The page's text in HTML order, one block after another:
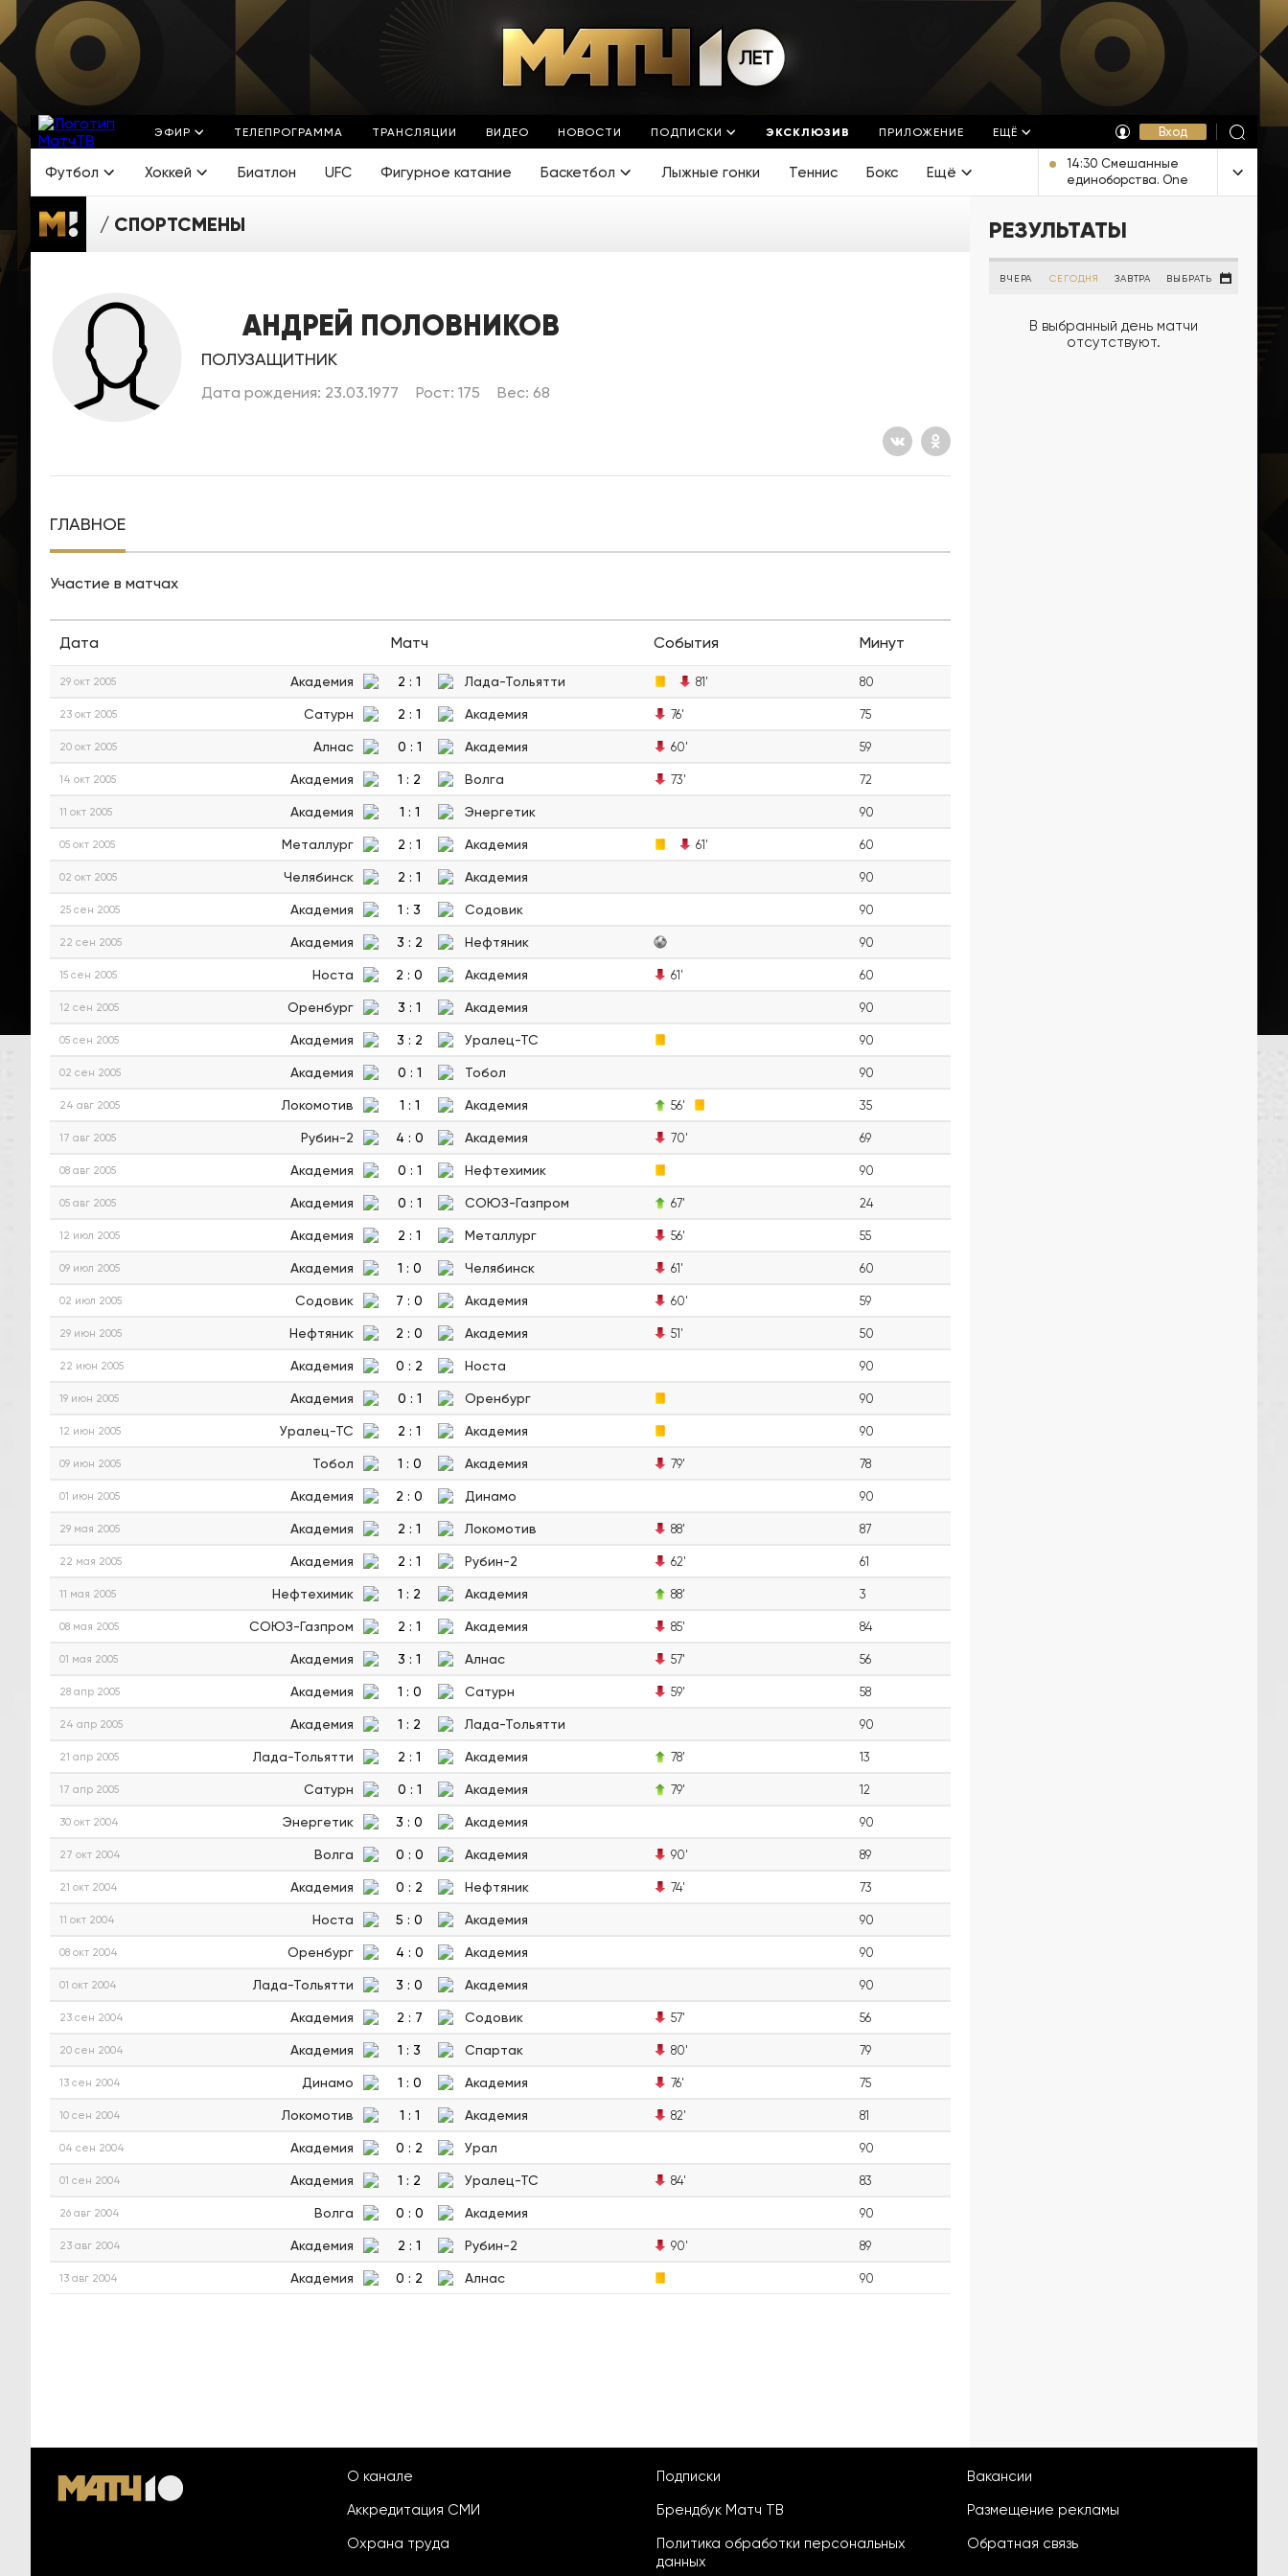
ЭФИР ТЕЛЕПРОГРАММА ТРАНСЛЯЦИИ ВИДЕО НОВОСТИ ПОДПИСКИ ЭКСКЛЮЗИВ ПРИЛОЖЕНИЕ ЕЩЁ Вход
Футбол Хоккей Биатлон UFC Фигурное катание Баскетбол Лыжные гонки Теннис Бокс Ещё
14:30 Смешанные
единоборства. One
FC. Прямая
Таиланда
СПОРТСМЕНЫ
АНДРЕЙ ПОЛОВНИКОВ
ПОЛУЗАЩИТНИК
Дата рождения: 23.03.1977 Рост: 175 Вес: 68
ГЛАВНОЕ
Участие в матчах
Дата Матч События Минут
29 окт 2005 Академия 2 : 1 Лада-Тольятти 81' 80
23 окт 2005 Сатурн 2 : 1 Академия 76' 75
20 окт 2005 Алнас 0 : 1 Академия 60' 59
14 окт 2005 Академия 1 : 2 Волга 73' 72
11 окт 2005 Академия 1 : 1 Энергетик 90
05 окт 2005 Металлург 2 : 1 Академия 61' 60
02 окт 2005 Челябинск 2 : 1 Академия 90
25 сен 2005 Академия 1 : 3 Содовик 90
22 сен 2005 Академия 3 : 2 Нефтяник 90
15 сен 2005 Носта 2 : 0 Академия 61' 60
12 сен 2005 Оренбург 3 : 1 Академия 90
05 сен 2005 Академия 3 : 2 Уралец-ТС 90
02 сен 2005 Академия 0 : 1 Тобол 90
24 авг 2005 Локомотив 1 : 1 Академия 56' 35
17 авг 2005 Рубин-2 4 : 0 Академия 70' 69
08 авг 2005 Академия 0 : 1 Нефтехимик 90
05 авг 2005 Академия 0 : 1 СОЮЗ-Газпром 67' 24
12 июл 2005 Академия 2 : 1 Металлург 56' 55
09 июл 2005 Академия 1 : 0 Челябинск 61' 60
02 июл 2005 Содовик 7 : 0 Академия 60' 59
29 июн 2005 Нефтяник 2 : 0 Академия 51' 50
22 июн 2005 Академия 0 : 2 Носта 90
19 июн 2005 Академия 0 : 1 Оренбург 90
12 июн 2005 Уралец-ТС 2 : 1 Академия 90
09 июн 2005 Тобол 1 : 0 Академия 79' 78
01 июн 2005 Академия 2 : 0 Динамо 90
29 мая 2005 Академия 2 : 1 Локомотив 88' 87
22 мая 2005 Академия 2 : 1 Рубин-2 62' 61
11 мая 2005 Нефтехимик 1 : 2 Академия 88' 3
08 мая 2005 СОЮЗ-Газпром 2 : 1 Академия 85' 84
01 мая 2005 Академия 3 : 1 Алнас 57' 56
28 апр 2005 Академия 1 : 0 Сатурн 59' 58
24 апр 2005 Академия 1 : 2 Лада-Тольятти 90
21 апр 2005 Лада-Тольятти 2 : 1 Академия 78' 13
17 апр 2005 Сатурн 0 : 1 Академия 79' 12
30 окт 2004 Энергетик 3 : 0 Академия 90
27 окт 2004 Волга 0 : 0 Академия 90' 89
21 окт 2004 Академия 0 : 2 Нефтяник 74' 73
11 окт 2004 Носта 5 : 0 Академия 90
08 окт 2004 Оренбург 4 : 0 Академия 90
01 окт 2004 Лада-Тольятти 3 : 0 Академия 90
23 сен 2004 Академия 2 : 7 Содовик 57' 56
20 сен 2004 Академия 1 : 3 Спартак 80' 79
13 сен 2004 Динамо 1 : 0 Академия 76' 75
10 сен 2004 Локомотив 1 : 1 Академия 82' 81
04 сен 2004 Академия 0 : 2 Урал 90
01 сен 2004 Академия 1 : 2 Уралец-ТС 84' 83
26 авг 2004 Волга 0 : 0 Академия 90
23 авг 2004 Академия 2 : 1 Рубин-2 90' 89
13 авг 2004 Академия 0 : 2 Алнас 90
РЕЗУЛЬТАТЫ
ВЧЕРА СЕГОДНЯ ЗАВТРА ВЫБРАТЬ
В выбранный день матчи
отсутствуют.
О канале
Аккредитация СМИ
Охрана труда
Подписки
Брендбук Матч ТВ
Политика обработки персональных
данных
Вакансии
Размещение рекламы
Обратная связь